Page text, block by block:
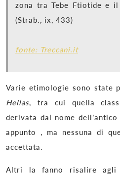
zona tra Tebe Ftiotide e
(Strab., ix, 433)
fonte: Treccani.it
Varie etimologie sono state
Hellas, tra cui quella
derivata dal nome
appunto , ma nessuna di
accettata.
Altri la fanno risalire agli